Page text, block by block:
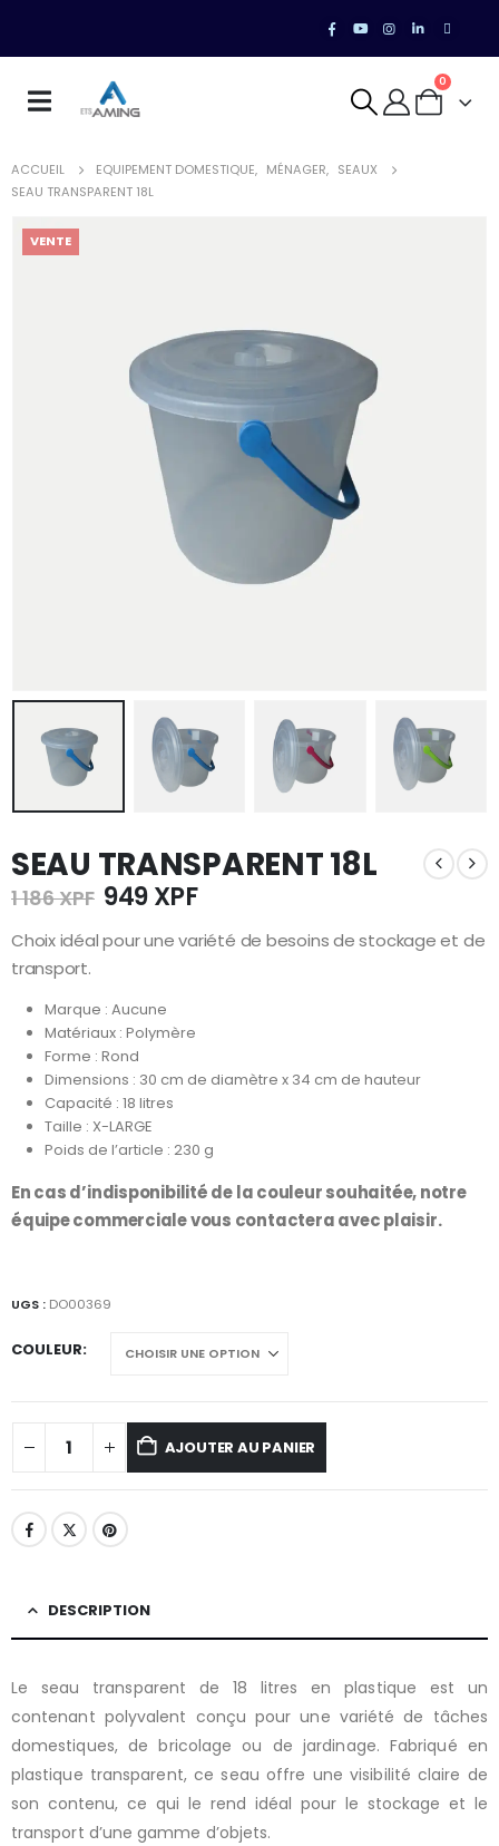
0
ACCUEIL EQUIPEMENT DOMESTIQUE, MÉNAGER, SEAUX
SEAU TRANSPARENT 18L
VENTE
SEAU TRANSPARENT 18L
1 186XPF Le
initial
186 XPF.
949XPFLe
actuel
Choix idéal pour une variété de besoins de stockage et de
transport.
Marque : Aucune
Matériaux : Polymère
Forme : Rond
Dimensions : 30 cm de diamètre x 34 cm de hauteur
Capacité : 18 litres
Taille : X-LARGE
Poids de l’article : 230 g
En cas d’indisponibilité de la couleur souhaitée, notre
équipe commerciale vous contactera avec plaisir.
UGS : DO00369
COULEUR
AJOUTER AU PANIER
DESCRIPTION
Le seau transparent de 18 litres en plastique est un
contenant polyvalent conçu pour une variété de tâches
domestiques, de bricolage ou de jardinage. Fabriqué en
plastique transparent, ce seau offre une visibilité claire de
son contenu, ce qui le rend idéal pour le stockage et le
transport d’une gamme d’objets.